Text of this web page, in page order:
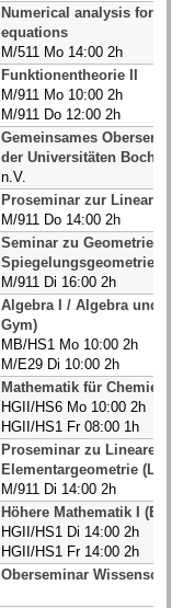
Numerical analysis for
equations
M/511 Mo 14:00 2h
Funktionentheorie II
M/911 Mo 10:00 2h
M/911 Do 12:00 2h
Gemeinsames
der Universitäten
n.V.
Proseminar zur Linearen
M/911 Do 14:00 2h
Seminar zu Geometrie
Spiegelungsgeometrie,
M/911 Di 16:00 2h
Algebra I / Algebra und
Gym)
MB/HS1 Mo 10:00 2h
M/E29 Di 10:00 2h
Mathematik für
HGII/HS6 Mo 10:00 2h
HGII/HS1 Fr 08:00 1h
Proseminar zu Lineare
Elementargeometrie
M/911 Di 14:00 2h
Höhere Mathematik I
HGII/HS1 Di 14:00 2h
HGII/HS1 Fr 14:00 2h
Oberseminar